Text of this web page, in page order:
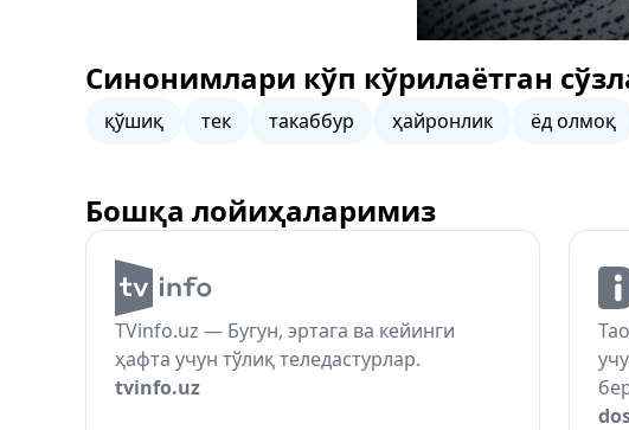
Синонимлари кўп кўрилаётган
қўшиқ тек такаббур ҳайронлик ёд олмоқ
Бошқа лойиҳаларимиз
TVinfo.uz — Бугун, эртага ва кейинги
ҳафта учун тўлиқ теледастурлар.
tvinfo.uz